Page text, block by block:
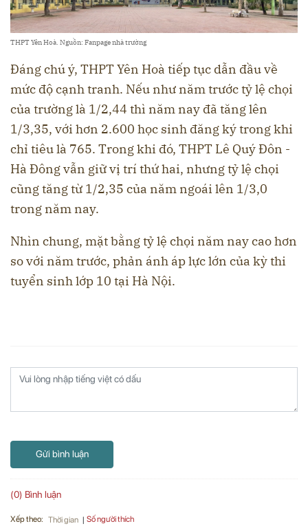
THPT Yên Hoà. Nguồn: Fanpage nhà trường
Đáng chú ý, THPT Yên Hoà tiếp tục dẫn đầu về
mức độ cạnh tranh. Nếu như năm trước tỷ lệ chọi
của trường là 1/2,44 thì năm nay đã tăng lên
1/3,35, với hơn 2.600 học sinh đăng ký trong khi
chỉ tiêu là 765. Trong khi đó, THPT Lê Quý Đôn -
Hà Đông vẫn giữ vị trí thứ hai, nhưng tỷ lệ chọi
cũng tăng từ 1/2,35 của năm ngoái lên 1/3,0
trong năm nay.
Nhìn chung, mặt bằng tỷ lệ chọi năm nay cao hơn
so với năm trước, phản ánh áp lực lớn của kỳ thi
tuyển sinh lớp 10 tại Hà Nội.
Gửi bình luận
(0) Bình luận
Xếp theo: Thời gian Số người thích